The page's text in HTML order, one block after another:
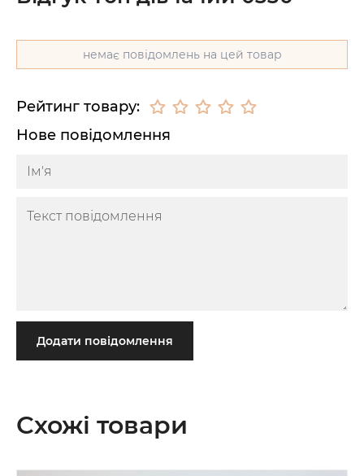
немає повідомлень на цей товар
Рейтинг товару:
Нове повідомлення
Додати повідомлення
Схожі товари